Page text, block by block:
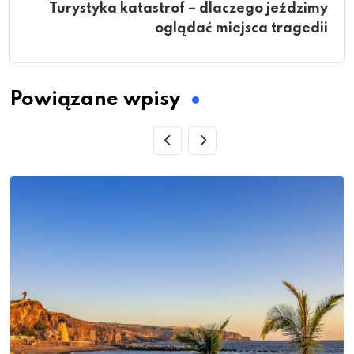
Turystyka katastrof – dlaczego jeździmy
oglądać miejsca tragedii
Powiązane wpisy